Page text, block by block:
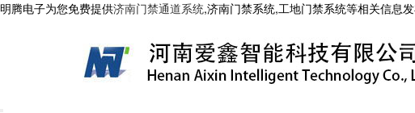
明腾电子为您免费提供济南门禁通道系统,济南门禁系统,工地门禁系统等相关信息